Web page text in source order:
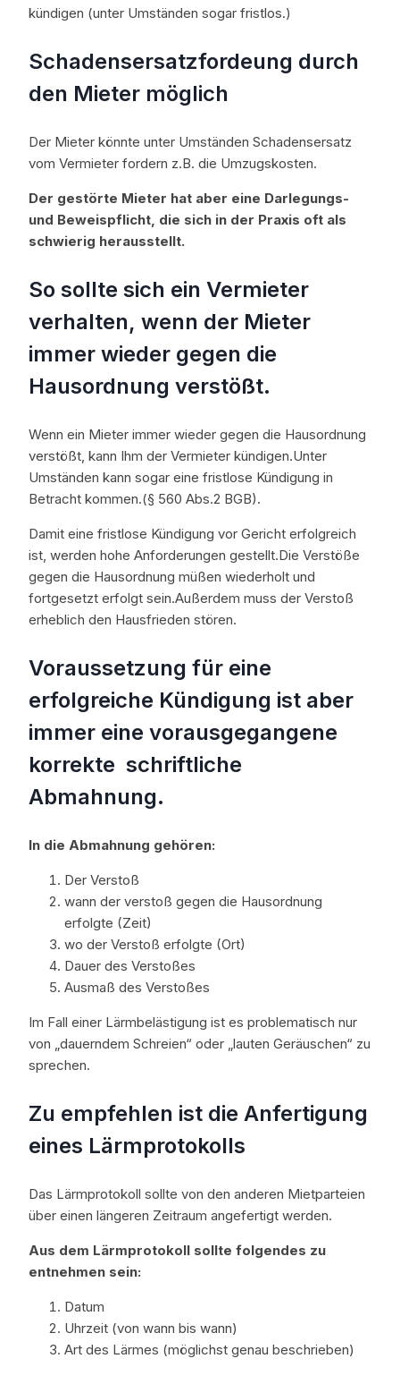
kündigen (unter Umständen sogar fristlos.)
Schadensersatzfordeung durch
den Mieter möglich
Der Mieter könnte unter Umständen Schadensersatz
vom Vermieter fordern z.B. die Umzugskosten.
Der gestörte Mieter hat aber eine Darlegungs-
und Beweispflicht, die sich in der Praxis oft als
schwierig herausstellt.
So sollte sich ein Vermieter
verhalten, wenn der Mieter
immer wieder gegen die
Hausordnung verstößt.
Wenn ein Mieter immer wieder gegen die Hausordnung
verstößt, kann Ihm der Vermieter kündigen.Unter
Umständen kann sogar eine fristlose Kündigung in
Betracht kommen.(§ 560 Abs.2 BGB).
Damit eine fristlose Kündigung vor Gericht erfolgreich
ist, werden hohe Anforderungen gestellt.Die Verstöße
gegen die Hausordnung müßen wiederholt und
fortgesetzt erfolgt sein.Außerdem muss der Verstoß
erheblich den Hausfrieden stören.
Voraussetzung für eine
erfolgreiche Kündigung ist aber
immer eine vorausgegangene
korrekte schriftliche
Abmahnung.
In die Abmahnung gehören:
Der Verstoß
wann der verstoß gegen die Hausordnung
erfolgte (Zeit)
wo der Verstoß erfolgte (Ort)
Dauer des Verstoßes
Ausmaß des Verstoßes
Im Fall einer Lärmbelästigung ist es problematisch nur
von „dauerndem Schreien“ oder „lauten Geräuschen“ zu
sprechen.
Zu empfehlen ist die Anfertigung
eines Lärmprotokolls
Das Lärmprotokoll sollte von den anderen Mietparteien
über einen längeren Zeitraum angefertigt werden.
Aus dem Lärmprotokoll sollte folgendes zu
entnehmen sein:
Datum
Uhrzeit (von wann bis wann)
Art des Lärmes (möglichst genau beschrieben)